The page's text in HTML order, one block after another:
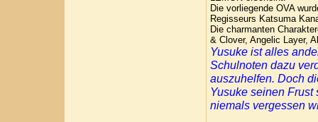
Die vorliegende OVA
Regisseurs Katsuma
Die charmanten
& Clover, Angelic Layer,
Yusuke ist alles
Schulnoten dazu
auszuhelfen. Doch
Yusuke seinen Frust
niemals vergessen